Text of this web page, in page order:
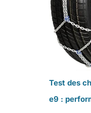
Test des
e9 :